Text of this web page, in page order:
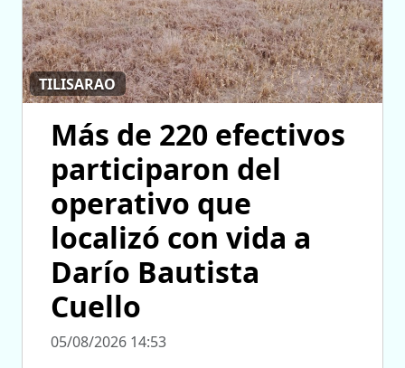
TILISARAO
Más de 220 efectivos
participaron del
operativo que
localizó con vida a
Darío Bautista
Cuello
05/08/2026 14:53